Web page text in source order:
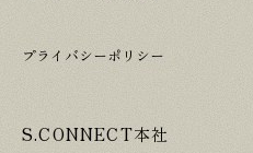
プライバシーポリシー
S.CONNECT本社